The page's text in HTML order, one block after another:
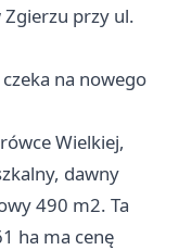
przy ul.
na nowego
Wielkiej,
dawny
490 m2. Ta
ha ma cenę